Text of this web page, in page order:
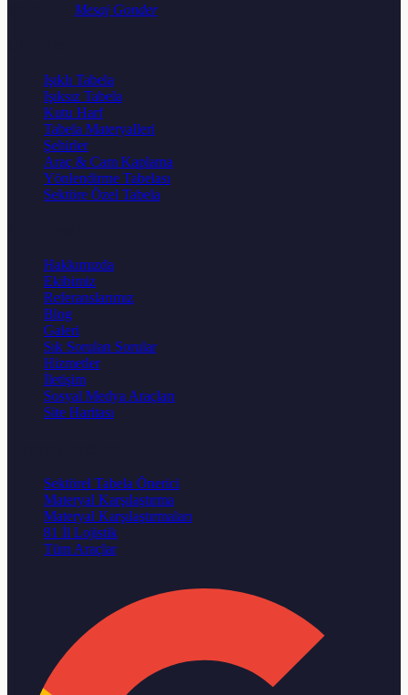
Mesaj Gonder
Işıklı Tabela
Işıksız Tabela
Kutu Harf
Tabela Materyalleri
Şehirler
Araç & Cam Kaplama
Yönlendirme Tabelası
Sektöre Özel Tabela
Hakkımızda
Ekibimiz
Referanslarımız
Blog
Galeri
Sık Sorulan Sorular
Hizmetler
İletişim
Sosyal Medya Araçları
Site Haritası
Sektörel Tabela Önerici
Materyal Karşılaştırma
Materyal Karşılaştırmaları
81 İl Lojistik
Tüm Araçlar